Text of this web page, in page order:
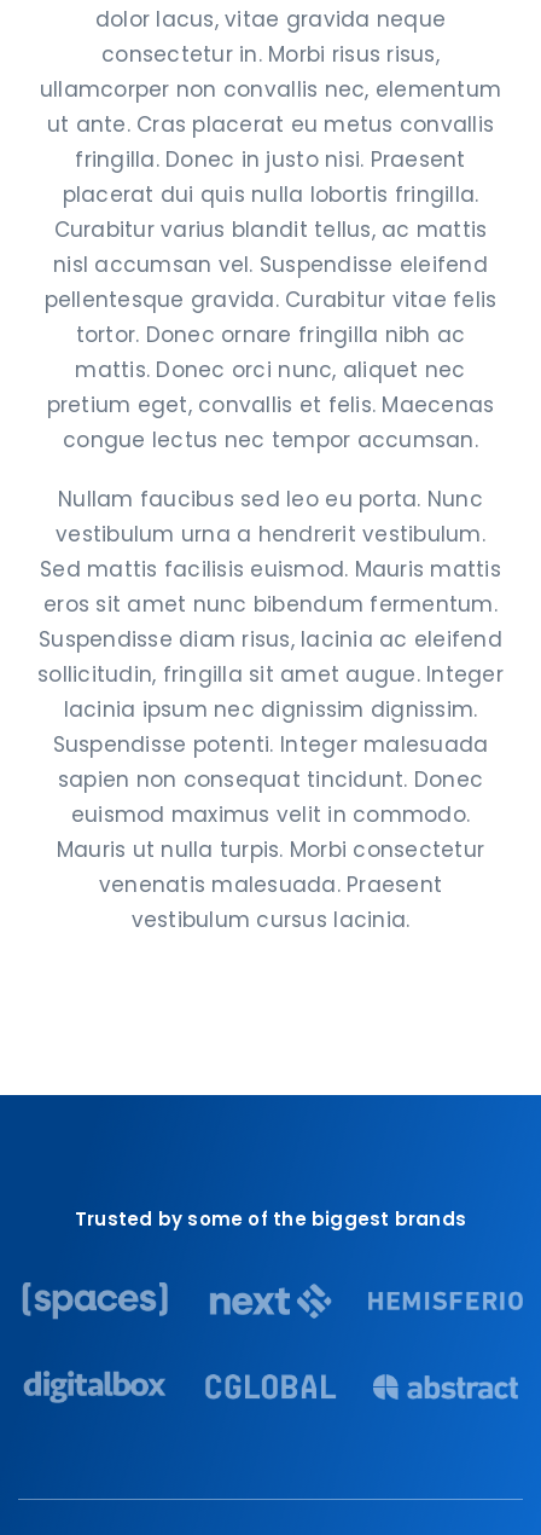
dolor lacus, vitae gravida neque
consectetur in. Morbi risus risus,
ullamcorper non convallis nec, elementum
ut ante. Cras placerat eu metus convallis
fringilla. Donec in justo nisi. Praesent
placerat dui quis nulla lobortis fringilla.
Curabitur varius blandit tellus, ac mattis
nisl accumsan vel. Suspendisse eleifend
pellentesque gravida. Curabitur vitae felis
tortor. Donec ornare fringilla nibh ac
mattis. Donec orci nunc, aliquet nec
pretium eget, convallis et felis. Maecenas
congue lectus nec tempor accumsan.
Nullam faucibus sed leo eu porta. Nunc
vestibulum urna a hendrerit vestibulum.
Sed mattis facilisis euismod. Mauris mattis
eros sit amet nunc bibendum fermentum.
Suspendisse diam risus, lacinia ac eleifend
sollicitudin, fringilla sit amet augue. Integer
lacinia ipsum nec dignissim dignissim.
Suspendisse potenti. Integer malesuada
sapien non consequat tincidunt. Donec
euismod maximus velit in commodo.
Mauris ut nulla turpis. Morbi consectetur
venenatis malesuada. Praesent
vestibulum cursus lacinia.
Trusted by some of the biggest brands